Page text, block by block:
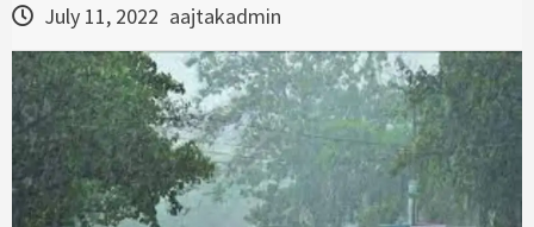
July 11, 2022 aajtakadmin